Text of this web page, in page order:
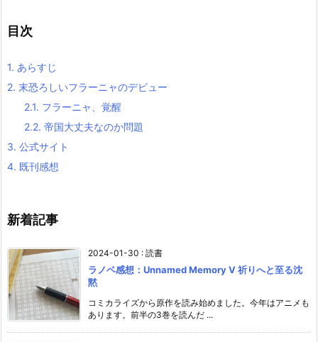
目次
1. あらすじ
2. 末恐ろしいフラーニャのデビュー
2.1. フラーニャ、覚醒
2.2. 帝国大丈夫なのか問題
3. 公式サイト
4. 既刊感想
新着記事
2024-01-30 : 読書
ラノベ感想：Unnamed Memory V 祈りへと至る沈
黙
コミカライズから原作を読み始めました。今年はアニメも
あります。前半の3巻を読んだ ...